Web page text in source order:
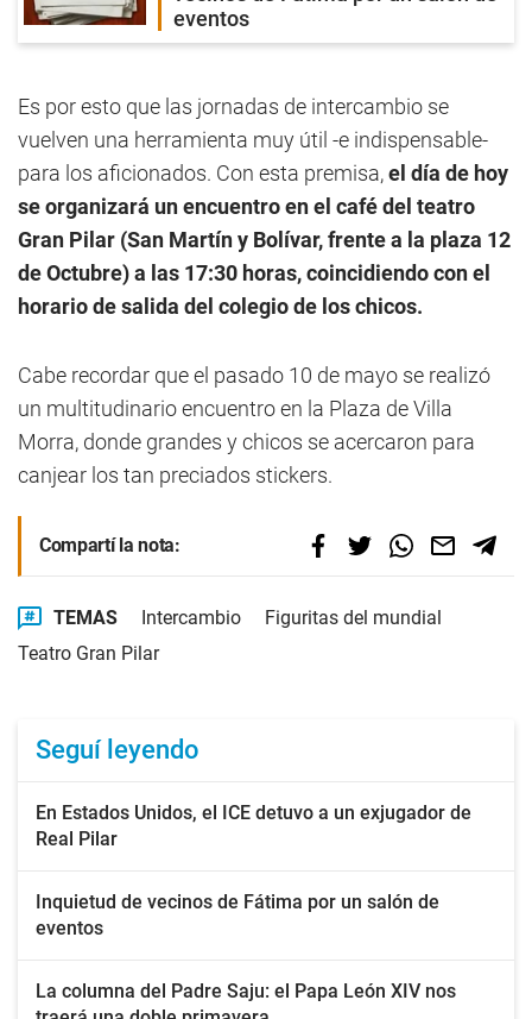
eventos
Es por esto que las jornadas de intercambio se
vuelven una herramienta muy útil -e indispensable-
para los aficionados. Con esta premisa,el día de hoy
se organizará un encuentro en el café del teatro
Gran Pilar (San Martín y Bolívar, frente a la plaza 12
de Octubre) a las 17:30 horas, coincidiendo con el
horario de salida del colegio de los chicos.
Cabe recordar que el pasado 10 de mayo se realizó
un multitudinario encuentro en la Plaza de Villa
Morra, donde grandes y chicos se acercaron para
canjear los tan preciados stickers.
Compartí la nota:
TEMAS Intercambio
Figuritas del mundial
Teatro Gran Pilar
Seguí leyendo
En Estados Unidos, el ICE detuvo a un exjugador de
Real Pilar
Inquietud de vecinos de Fátima por un salón de
eventos
La columna del Padre Saju: el Papa León XIV nos